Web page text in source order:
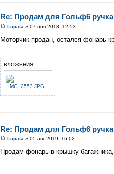
Re: Продам для Гольф6
Lopata » 07 ноя 2018, 12:53
Моторчик продан, остался фонарь
ВЛОЖЕНИЯ
Re: Продам для Гольф6
Lopata » 05 авг 2019, 16:02
Продам фонарь в крышку